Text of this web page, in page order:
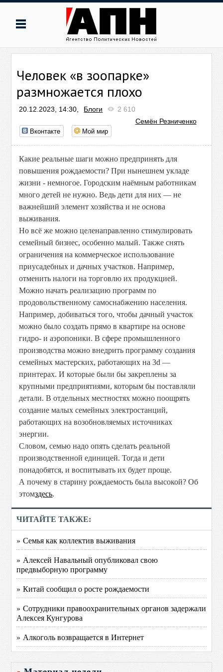
Человек «в зоопарке»
размножается плохо
20.12.2023, 14:30, Блоги
2 610
Семён Резниченко
Вконтакте Мой мир
Какие реальные шаги можно предпринять для
повышения рождаемости? При нынешнем укладе
жизни - немногое. Городским наёмным работникам
много детей не нужно. Ведь дети для них — не
важнейший элемент хозяйства и не основа
выживания.
Но всё же можно целенаправленно стимулировать
семейный бизнес, особенно малый. Также снять
ограничения на коммерческое использование
приусадебных и дачных участков. Например,
отменить налоги на торговлю их продукцией.
Можно начать реализацию программ по
продовольственному самоснабжению населения.
Например, добиваться того, чтобы дачный участок
можно было создать прямо в квартире на основе
гидро- и аэропоники. В сфере промышленного
производства можно внедрить программу создания
семейных мастерских, работающих на 3d —
принтерах. И которые были бы закреплены за
крупными предприятиями, которым бы поставляли
детали. В отдельных местностях можно поощрять
создание малых семейных электростанций,
работающих на возобновляемых источниках
энергии.
Словом, семью надо опять сделать реальной
производственной единицей. Тогда и дети
понадобятся, и воспитывать их будет проще.
А почему в старину рождаемость была высокой? Об
этомздесь.
ЧИТАЙТЕ ТАКЖЕ:
» Семья как коллектив выживания
» Алексей Навальный опубликовал свою
предвыборную программу
» Китай сообщил о росте рождаемости
» Сотрудники правоохранительных органов задержали
Алексея Кунгурова
» Алкоголь возвращается в Интернет